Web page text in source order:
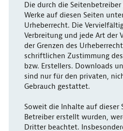
Die durch die
Werke auf diesen Seiten
Urheberrecht. Die
Verbreitung und jede Art der
der Grenzen des
schriftlichen Zustimmung
bzw. Erstellers. Downloads
sind nur für den privaten,
Gebrauch gestattet.
Soweit die Inhalte auf dieser
Betreiber erstellt wurden,
Dritter beachtet.